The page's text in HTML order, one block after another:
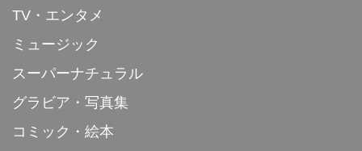
TV・エンタメ
ミュージック
スーパーナチュラル
グラビア・写真集
コミック・絵本